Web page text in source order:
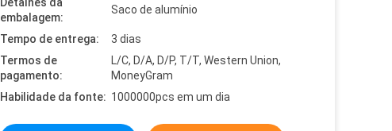
embalagem:
Saco de alumínio
Tempo de entrega:
3 dias
Termos de
pagamento:
L/C, D/A, D/P, T/T, Western Union,
MoneyGram
Habilidade da fonte: 1000000pcs em um dia